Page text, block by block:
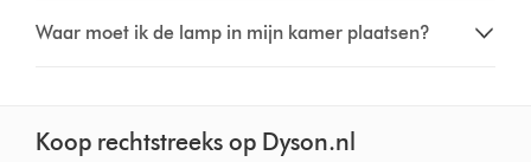
Waar moet ik de lamp in mijn kamer plaatsen?
Koop rechtstreeks op Dyson.nl